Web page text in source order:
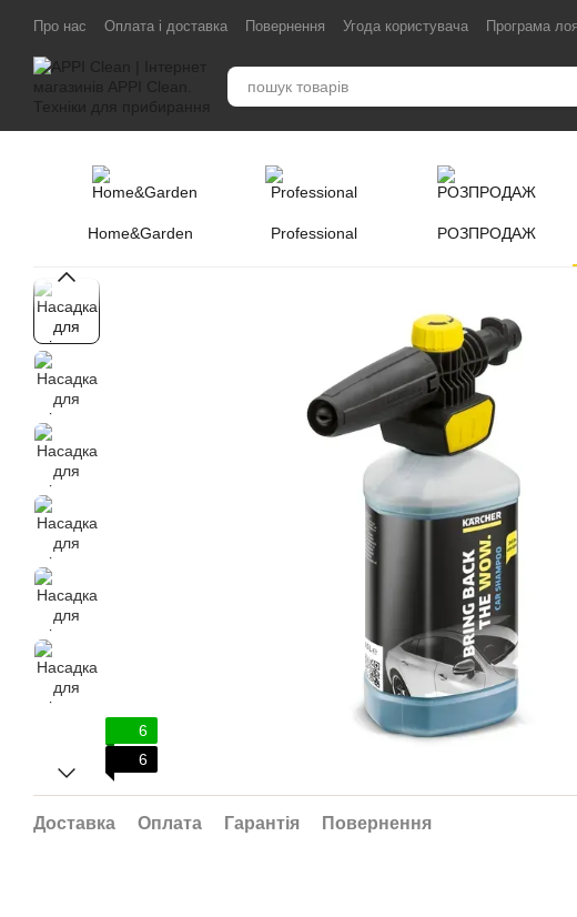
Перейти до основного контенту
Про нас Оплата і доставка Повернення Угода користувача Програма
Home&Garden Professional РОЗПРОДАЖ
6
6
Доставка Оплата Гарантія Повернення